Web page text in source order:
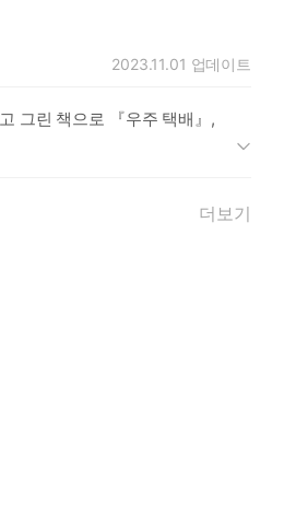
2023.11.01 업데이트
그린 책으로 『우주 택배』,
더보기